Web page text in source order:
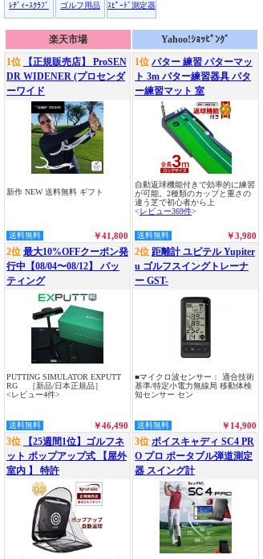
ﾚﾃﾞｨｰｽｸﾗﾌﾞ ゴルフ用品 ｽﾋﾟｰﾄﾞ測定器
楽天市場
Yahoo!ｼｮｯﾋﾟﾝｸﾞ
1位
【正規販売店】 ProSEN
DR WIDENER (プロセンダ
ーワイド
新作 NEW 送料無料 ギフト
送料無料 ￥41,800
2位 最大10%OFFクーポン発
行中【08/04〜08/12】 パッ
ティング
PUTTING SIMULATOR EXPUTT
RG ［新品/日本正規品］
<レビュー4件>
送料無料 ￥46,490
3位
【25週間1位】ゴルフネ
ット ポップアップ式 【屋外
室内 】 特許
1位 パター 練習 パターマッ
ト 3m パター練習器具 パタ
ー練習マット 室
自動返球機能付きで効率的に練習
が可能。2種類のカップと重さの
違う芝で初心者から上
<レビュー369件>
送料無料 ￥3,980
2位 距離計 ユピテル Yupiter
u ゴルフスイングトレーナ
ー GST-
■マイクロ波センサー： 適合技術
基準/特定小電力無線局 移動体検
知センサー セン
送料無料 ￥14,900
3位 ボイスキャディ SC4 PR
O プロ ポータブル弾道測定
器 スイング計